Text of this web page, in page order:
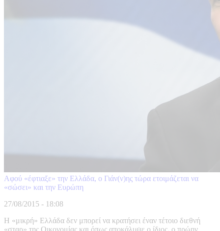
Αφού «έφτιαξε» την Ελλάδα, ο Γιάν(ν)ης τώρα ετοιμάζεται να
«σώσει» και την Ευρώπη
27/08/2015 - 18:08
Η «μικρή» Ελλάδα δεν μπορεί να κρατήσει έναν τέτοιο διεθνή
«σταρ» της Οικονομίας και όπως αποκάλυψε ο ίδιος, ο πρώην